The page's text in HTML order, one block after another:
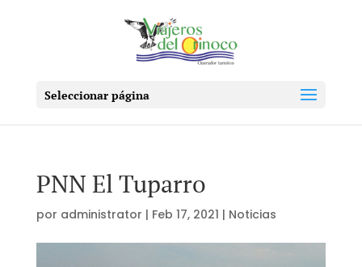
Seleccionar página
PNN El Tuparro
por administrator | Feb 17, 2021 | Noticias